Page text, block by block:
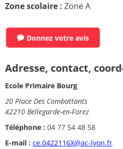
Zone scolaire : Zone A
Donnez votre avis
Adresse, contact,
Ecole Primaire Bourg
20 Place Des Combattants
42210 Bellegarde-en-Forez
Téléphone : 04 77 54 48 58
E-mail : ce.0422116X@ac-lyon.fr